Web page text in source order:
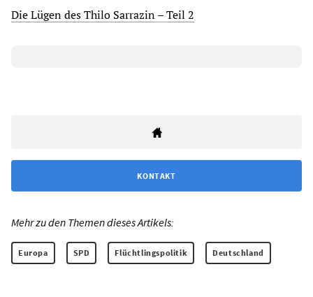
Die Lügen des Thilo Sarrazin – Teil 2
KONTAKT
Mehr zu den Themen dieses Artikels:
Europa SPD Flüchtlingspolitik Deutschland